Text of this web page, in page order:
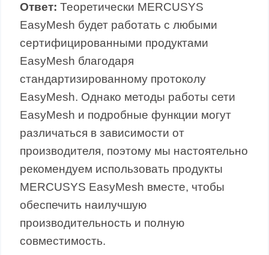
Ответ:Теоретически MERCUSYS
EasyMesh будет работать с любыми
сертифицированными продуктами
EasyMesh благодаря
стандартизированному протоколу
EasyMesh. Однако методы работы сети
EasyMesh и подробные функции могут
различаться в зависимости от
производителя, поэтому мы настоятельно
рекомендуем использовать продукты
MERCUSYS EasyMesh вместе, чтобы
обеспечить наилучшую
производительность и полную
совместимость.